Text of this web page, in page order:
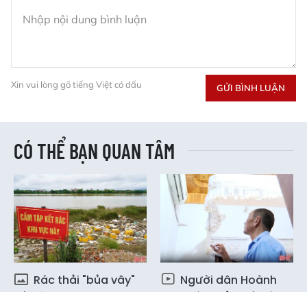
Xin vui lòng gõ tiếng Việt có dấu GỬI BÌNH LUẬN
CÓ THỂ BẠN QUAN TÂM
Rác thải "bủa vây"
Người dân Hoành